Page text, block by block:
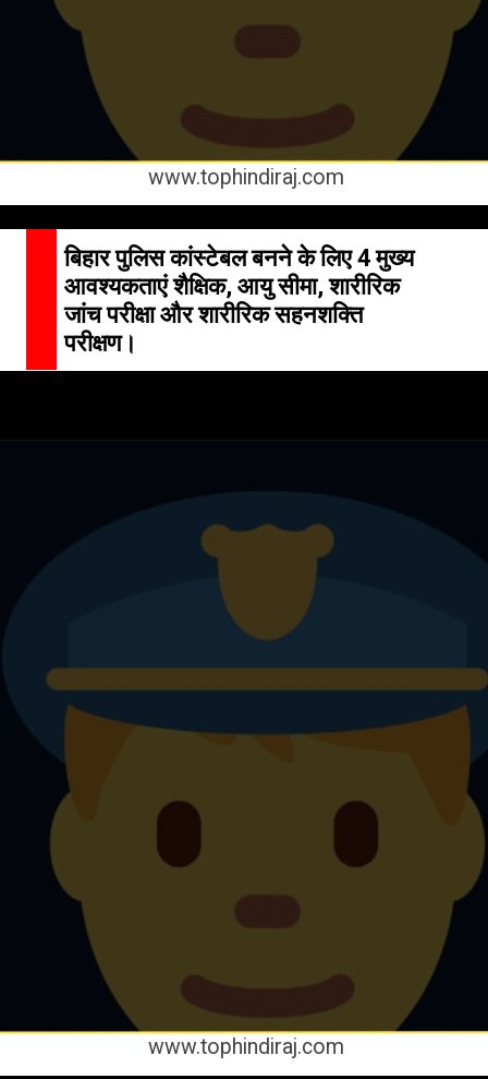
www.tophindiraj.com
बिहार पुलिस कांस्टेबल बनने के लिए 4 मुख्य
आवश्यकताएं शैक्षिक, आयु सीमा, शारीरिक
जांच परीक्षा और शारीरिक सहनशक्ति
परीक्षण।
www.tophindiraj.com